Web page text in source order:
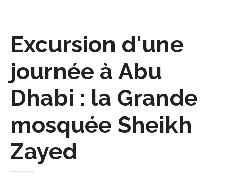
Excursion d'une
journée à Abu
Dhabi : la Grande
mosquée Sheikh
Zayed